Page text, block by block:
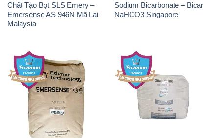
Chất Tạo Bọt SLS Emery –
Emersense AS 946N Mã Lai
Malaysia
Sodium Bicarbonate – Bicar
NaHCO3 Singapore